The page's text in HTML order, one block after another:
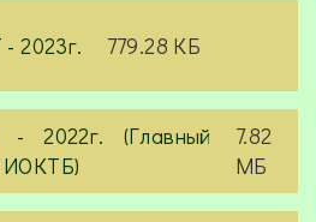
2023г. 779.28 КБ
2022г. (Главный
ИОКТБ)
7.82
МБ